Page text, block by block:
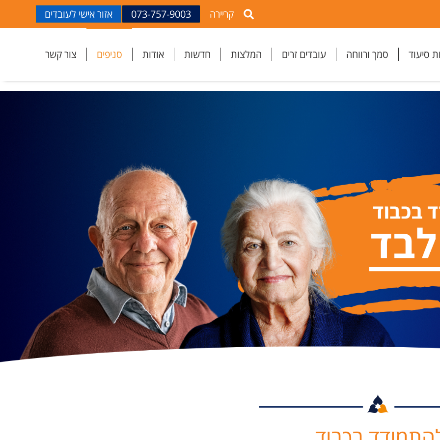
קריירה 073-757-9003 אזור אישי לעובדים
סיעוד סמך ורווחה עובדים זרים המלצות חדשות אודות סניפים צור קשר